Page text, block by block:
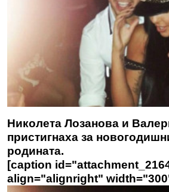
Николета Лозанова и
пристигнаха за
родината.
[caption
align="alignright"